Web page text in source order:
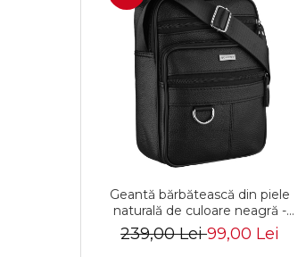
Geantă bărbătească din piele
naturală de culoare neagră -
Rovicky PTR-R-ST7-01-7571-
BLACK
239,00 Lei99,00 Lei